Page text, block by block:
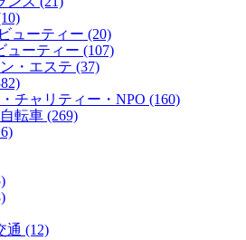
ューティー (20)
ューティー (107)
・エステ (37)
チャリティー・NPO (160)
転車 (269)
通 (12)